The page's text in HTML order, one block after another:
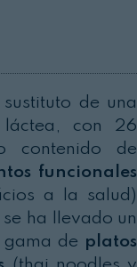
de una
con 26
contenido de
funcionales
a la salud)
ha llevado un
gama de platos